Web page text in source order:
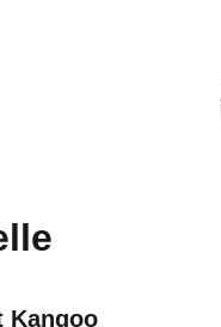
informieren.
Kangoo